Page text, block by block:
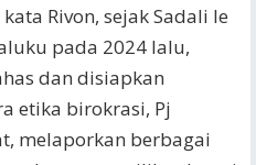
Rivon, sejak Sadali Ie
pada 2024 lalu,
dan disiapkan
etika birokrasi, Pj
melaporkan berbagai